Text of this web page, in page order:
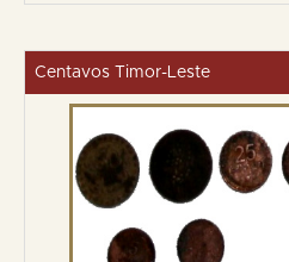
Centavos Timor-Leste